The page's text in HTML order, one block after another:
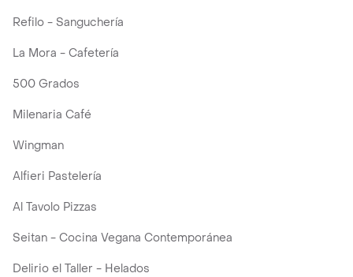
Refilo - Sanguchería
La Mora - Cafetería
500 Grados
Milenaria Café
Wingman
Alfieri Pastelería
Al Tavolo Pizzas
Seitan - Cocina Vegana Contemporánea
Delirio el Taller - Helados